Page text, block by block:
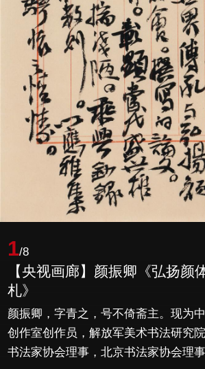
1/8
【央视画廊】颜振卿《弘扬颜
札》
颜振卿，字青之，号不倚斋主。现为
创作室创作员，解放军美术书法研究
书法家协会理事，北京书法家协会理